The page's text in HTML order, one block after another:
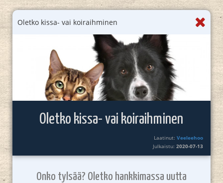
Oletko kissa- vai koiraihminen
Oletko kissa- vai koiraihminen
Laatinut:Veeleehoo
Julkaistu:2020-07-13
Onko tylsää? Oletko hankkimassa uutta